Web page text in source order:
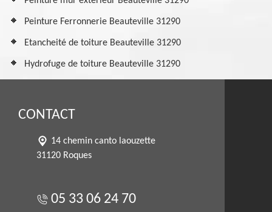
Peinture Ferronnerie Beauteville 31290
Etancheité de toiture Beauteville 31290
Hydrofuge de toiture Beauteville 31290
CONTACT
14 chemin canto laouzette
31120 Roques
05 33 06 24 70